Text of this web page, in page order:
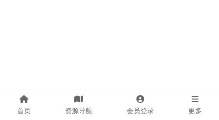
首页 资源导航 会员登录 更多